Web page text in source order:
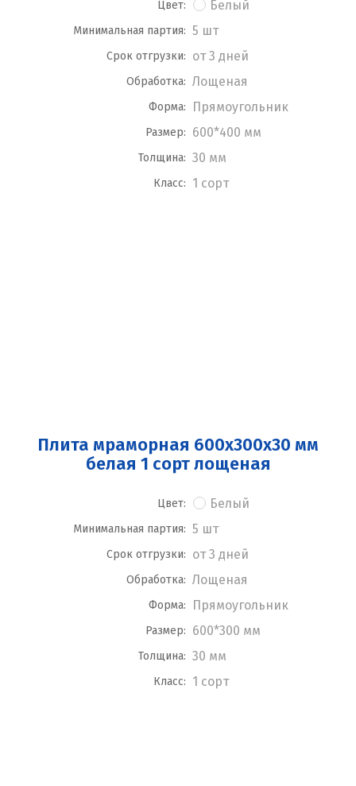
Цвет: Белый
Минимальная партия: 5 шт
Срок отгрузки: от 3 дней
Обработка: Лощеная
Форма: Прямоугольник
Размер: 600*400 мм
Толщина: 30 мм
Класс: 1 сорт
Плита мраморная 600x300x30 мм
белая 1 сорт лощеная
Цвет: Белый
Минимальная партия: 5 шт
Срок отгрузки: от 3 дней
Обработка: Лощеная
Форма: Прямоугольник
Размер: 600*300 мм
Толщина: 30 мм
Класс: 1 сорт